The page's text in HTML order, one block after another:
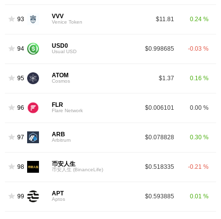
93 VVV
Venice Token $11.81 0.24 %
94 USD0
Usual USD $0.998685 -0.03 %
95 ATOM
Cosmos $1.37 0.16 %
96 FLR
Flare Network $0.006101 0.00 %
97 ARB
Arbitrum $0.078828 0.30 %
98 币安人生
币安人生 (BinanceLife) $0.518335 -0.21 %
99 APT
Aptos $0.593885 0.01 %